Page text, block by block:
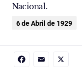
Nacional.
6 de Abril de 1929